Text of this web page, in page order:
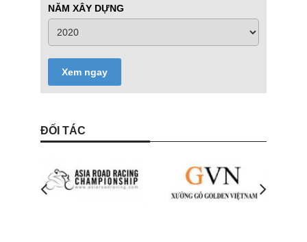
NĂM XÂY DỰNG
Xem ngay
ĐỐI TÁC